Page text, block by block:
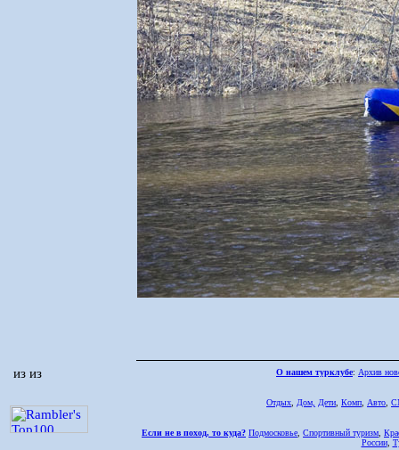
из из О нашем турклубе: Архив
Отдых Дом, Дети Комп Авто
Если не в поход, то куда? Подмосковье Спортивный туризм
России,